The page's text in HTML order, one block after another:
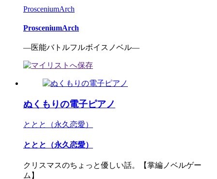
ProsceniumArch
ProsceniumArch
―医能バトルフルボイスノベル―
ぬくもりの電子ピアノ
ととと（永久恋愛）
ととと（永久恋愛）
クリスマスのちょっと優しい話。【掌編ノベルゲー
ム】